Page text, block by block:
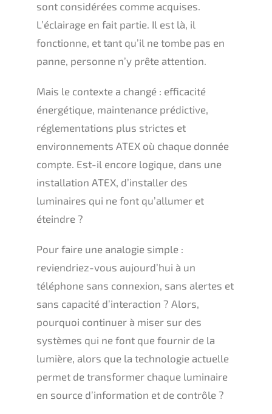
sont considérées comme acquises.
L’éclairage en fait partie. Il est là, il
fonctionne, et tant qu’il ne tombe pas en
panne, personne n’y prête attention.
Mais le contexte a changé : efficacité
énergétique, maintenance prédictive,
réglementations plus strictes et
environnements ATEX où chaque donnée
compte. Est-il encore logique, dans une
installation ATEX, d’installer des
luminaires qui ne font qu’allumer et
éteindre ?
Pour faire une analogie simple :
reviendriez-vous aujourd’hui à un
téléphone sans connexion, sans alertes et
sans capacité d’interaction ? Alors,
pourquoi continuer à miser sur des
systèmes qui ne font que fournir de la
lumière, alors que la technologie actuelle
permet de transformer chaque luminaire
en source d’information et de contrôle ?